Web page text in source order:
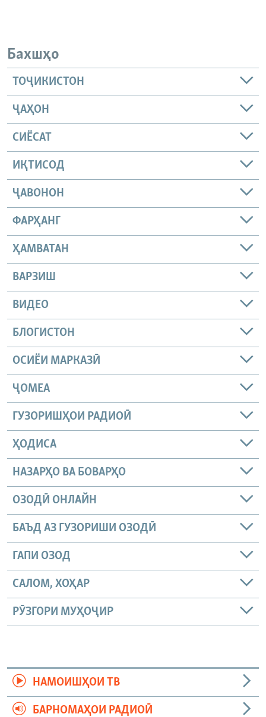
Бахшҳо
ТОҶИКИСТОН
ҶАҲОН
СИЁСАТ
ИҚТИСОД
ҶАВОНОН
ФАРҲАНГ
ҲАМВАТАН
ВАРЗИШ
ВИДЕО
БЛОГИСТОН
ОСИЁИ МАРКАЗӢ
ҶОМEА
ГУЗОРИШҲОИ РАДИОӢ
ҲОДИСА
НАЗАРҲО ВА БОВАРҲО
ОЗОДӢ ОНЛАЙН
БАЪД АЗ ГУЗОРИШИ ОЗОДӢ
ГАПИ ОЗОД
САЛОМ, ХОҲАР
РӮЗГОРИ МУҲОҶИР
НАМОИШҲОИ ТВ
БАРНОМАҲОИ РАДИОӢ